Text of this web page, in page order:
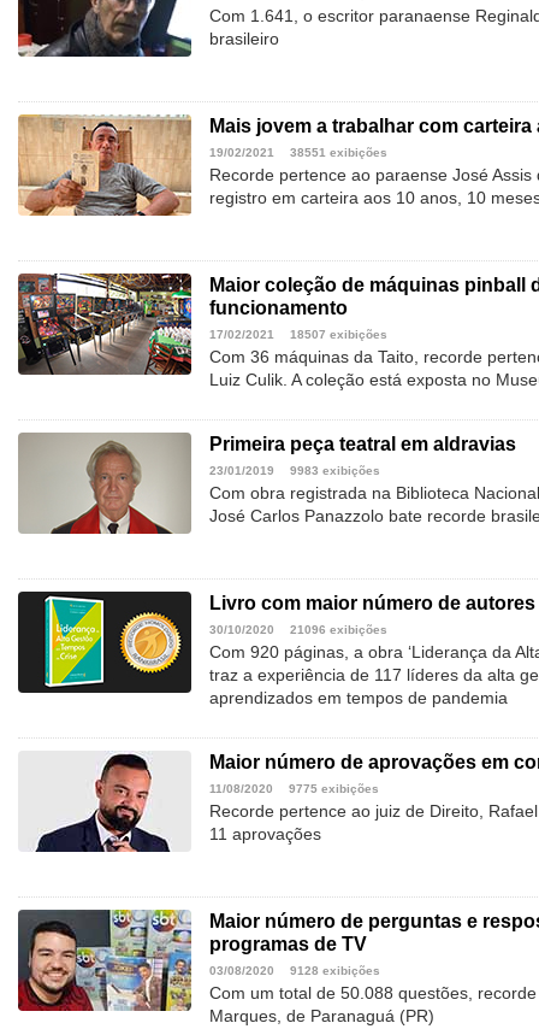
Com 1.641, o escritor paranaense
brasileiro
Mais jovem a trabalhar com carteira
19/02/2021 38551 exibições
Recorde pertence ao paraense José
registro em carteira aos 10 anos, 10
Maior coleção de máquinas pinball
funcionamento
17/02/2021 18507 exibições
Com 36 máquinas da Taito, recorde
Luiz Culik. A coleção está exposta no
Primeira peça teatral em aldravias
23/01/2019 9983 exibições
Com obra registrada na Biblioteca
José Carlos Panazzolo bate recorde
Livro com maior número de
30/10/2020 21096 exibições
Com 920 páginas, a obra ‘Liderança da
traz a experiência de 117 líderes da alta
aprendizados em tempos de pandemia
Maior número de aprovações em
11/08/2020 9775 exibições
Recorde pertence ao juiz de Direito,
11 aprovações
Maior número de perguntas e
programas de TV
03/08/2020 9128 exibições
Com um total de 50.088 questões,
Marques, de Paranaguá (PR)